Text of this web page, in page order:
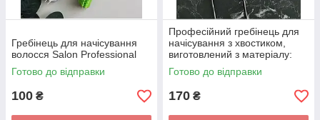
Гребінець для начісування
волосся Salon Professional
Готово до відправки
100 ₴
Професійний гребінець для
начісування з хвостиком,
виготовлений з матеріалу:
карбон
Готово до відправки
170 ₴